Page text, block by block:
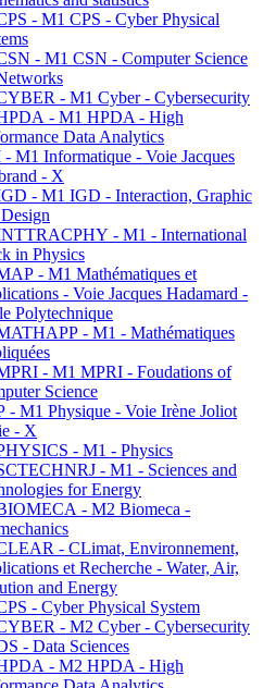
- M1 CPS - Cyber Physical
- M1 CSN - Computer Science
- M1 Cyber - Cybersecurity
- M1 HPDA - High
Data Analytics
M1 Informatique - Voie Jacques
- X
- M1 IGD - Interaction, Graphic
- M1 - International
in Physics
- M1 Mathématiques et
- Voie Jacques Hadamard -
Polytechnique
- M1 - Mathématiques
- M1 MPRI - Foudations of
Science
- M1 Physique - Voie Irène Joliot
- X
- M1 - Physics
- M1 - Sciences and
for Energy
- M2 Biomeca -
- CLimat, Environnement,
et Recherche - Water, Air,
and Energy
- Cyber Physical System
- M2 Cyber - Cybersecurity
- Data Sciences
- M2 HPDA - High